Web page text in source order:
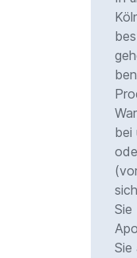
bei
Sie
Sie